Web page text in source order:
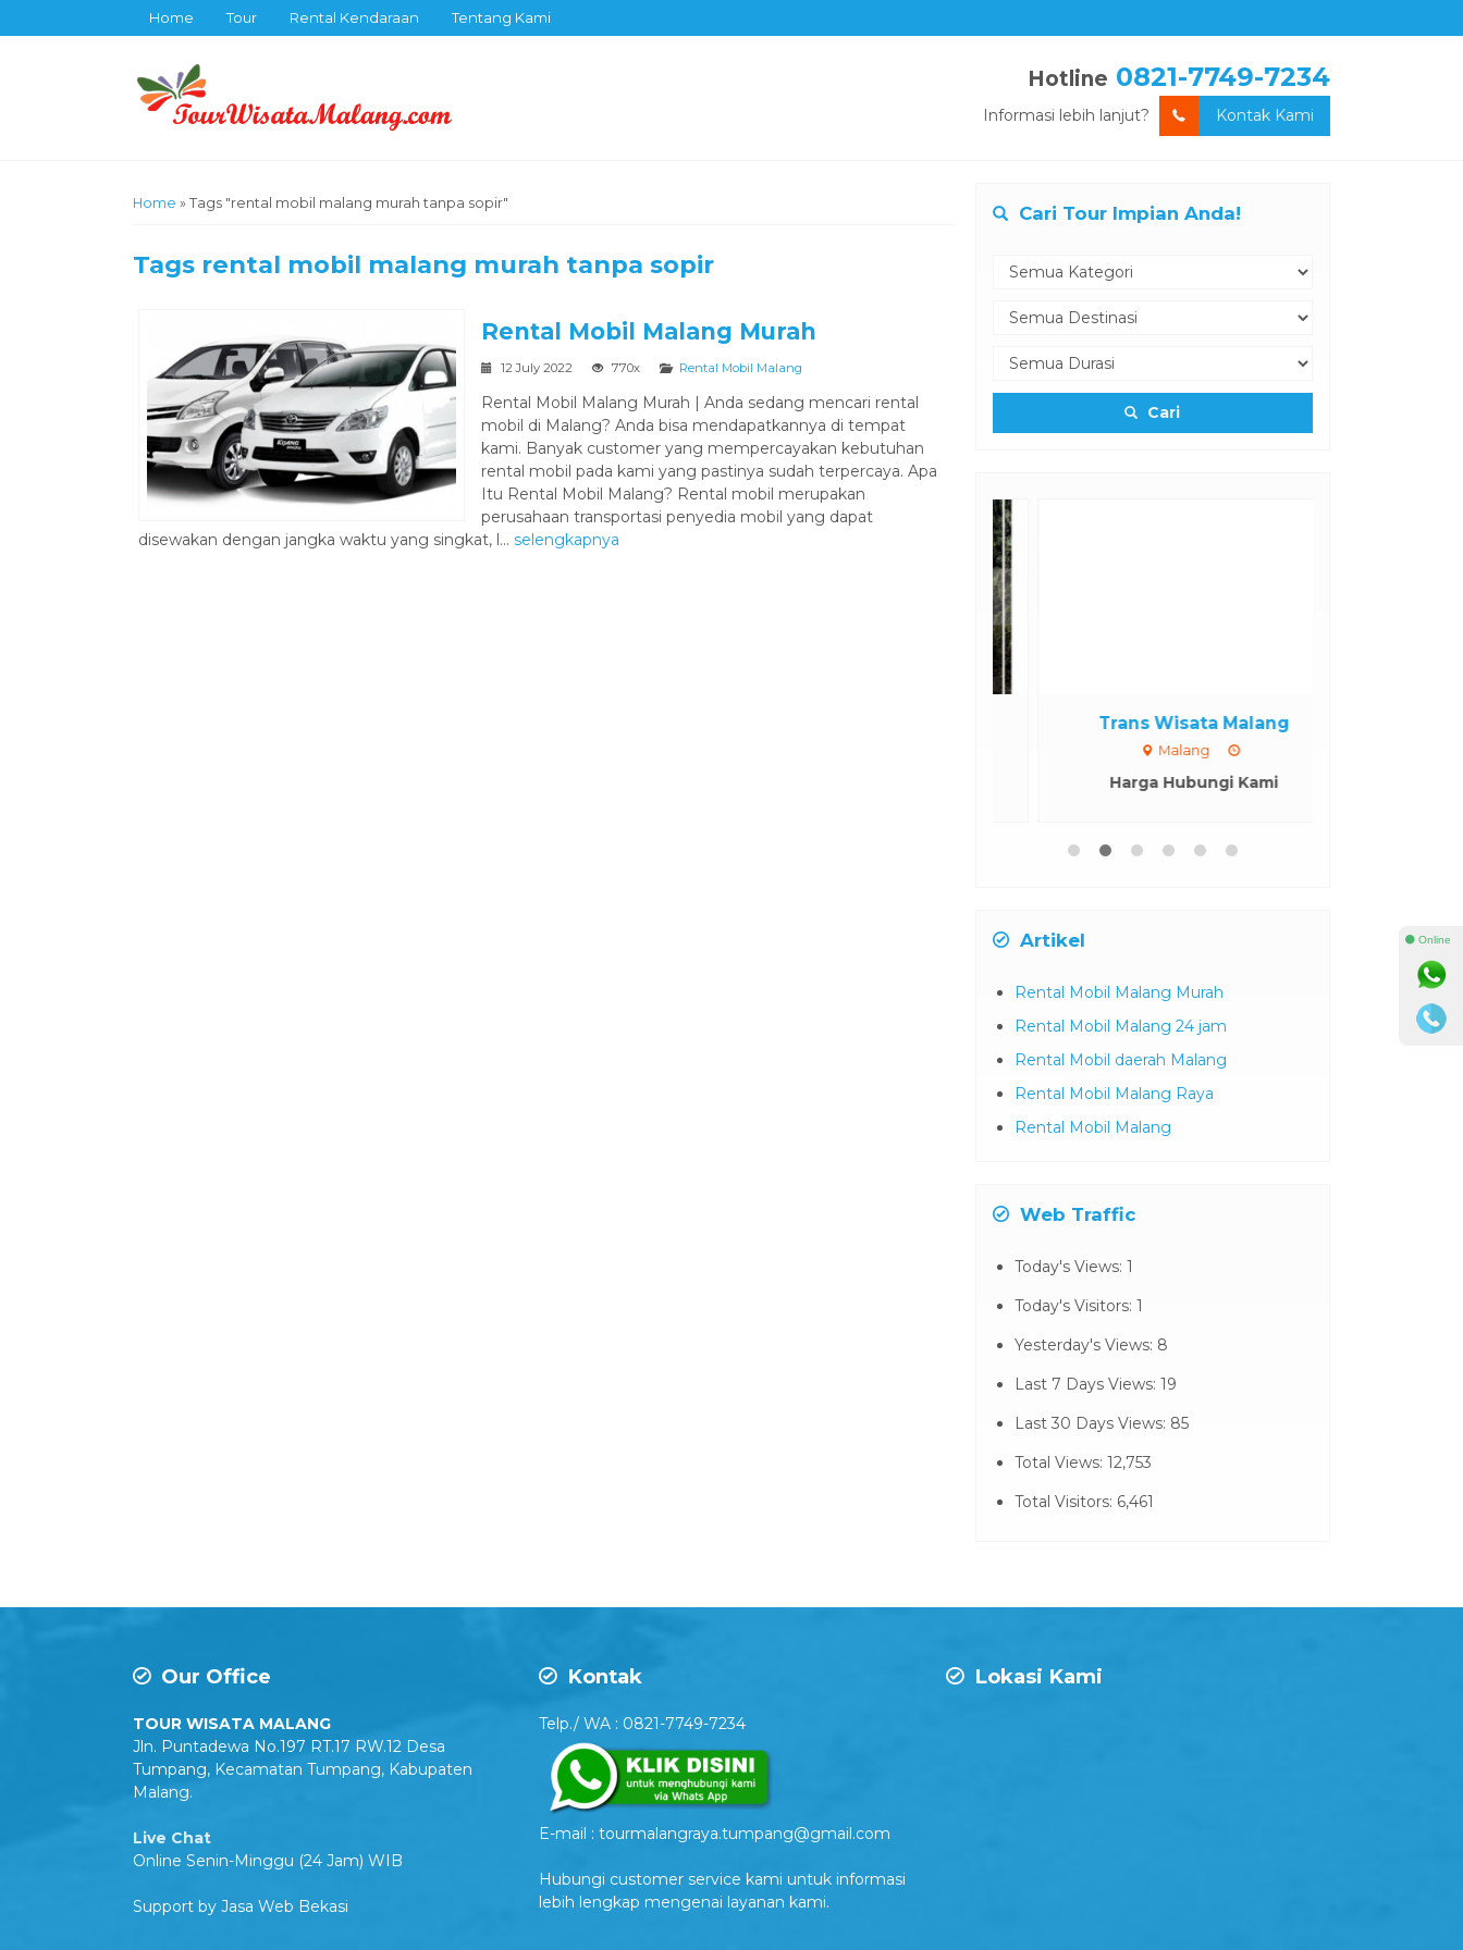
Home Tour Rental Kendaraan Tentang Kami
Hotline 0821-7749-7234
Informasi lebih lanjut? Kontak Kami
Home » Tags "rental mobil malang murah tanpa sopir"
Tags rental mobil malang murah tanpa sopir
Rental Mobil Malang Murah
12 July 2022 770x Rental Mobil Malang
Rental Mobil Malang Murah | Anda sedang mencari rental
mobil di Malang? Anda bisa mendapatkannya di tempat
kami. Banyak customer yang mempercayakan kebutuhan
rental mobil pada kami yang pastinya sudah terpercaya. Apa
Itu Rental Mobil Malang? Rental mobil merupakan
perusahaan transportasi penyedia mobil yang dapat
disewakan dengan jangka waktu yang singkat, l... selengkapnya
Cari Tour Impian Anda!
Cari
Trans Wisata Malang
Malang
Harga Hubungi Kami
Artikel
Rental Mobil Malang Murah
Rental Mobil Malang 24 jam
Rental Mobil daerah Malang
Rental Mobil Malang Raya
Rental Mobil Malang
Web Traffic
Today's Views: 1
Today's Visitors: 1
Yesterday's Views: 8
Last 7 Days Views: 19
Last 30 Days Views: 85
Total Views: 12,753
Total Visitors: 6,461
Our Office
TOUR WISATA MALANG
Jln. Puntadewa No.197 RT.17 RW.12 Desa
Tumpang, Kecamatan Tumpang, Kabupaten
Malang.
Live Chat
Online Senin-Minggu (24 Jam) WIB
Support by Jasa Web Bekasi
Kontak
Telp./ WA : 0821-7749-7234
E-mail : tourmalangraya.tumpang@gmail.com
Hubungi customer service kami untuk informasi
lebih lengkap mengenai layanan kami.
Lokasi Kami
⚫ Online